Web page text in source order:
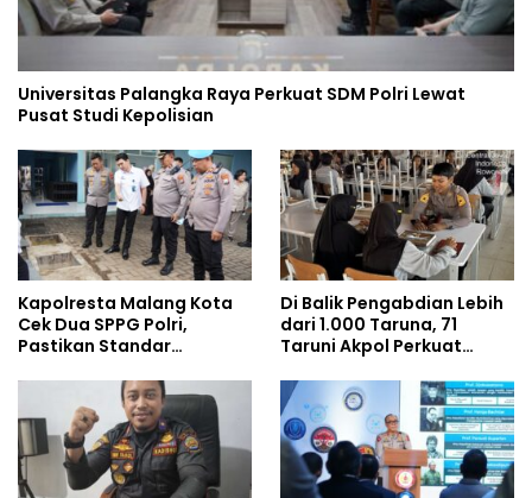
Universitas Palangka Raya Perkuat SDM Polri Lewat
Pusat Studi Kepolisian
Kapolresta Malang Kota
Cek Dua SPPG Polri,
Pastikan Standar
Pengelolaan Limbah
Berjalan Optimal
Di Balik Pengabdian Lebih
dari 1.000 Taruna, 71
Taruni Akpol Perkuat
Siswa Sekolah Rakyat